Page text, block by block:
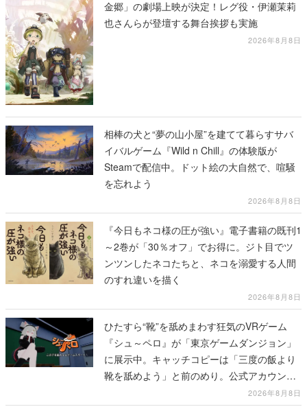
金郷」の劇場上映が決定！レグ役・伊瀬茉莉
也さんらが登壇する舞台挨拶も実施
2026年8月8日
相棒の犬と“夢の山小屋”を建てて暮らすサバ
イバルゲーム『Wild n Chill』の体験版が
Steamで配信中。ドット絵の大自然で、喧騒
を忘れよう
2026年8月8日
『今日もネコ様の圧が強い』電子書籍の既刊1
～2巻が「30％オフ」でお得に。ジト目でツ
ンツンしたネコたちと、ネコを溺愛する人間
のすれ違いを描く
2026年8月8日
ひたすら“靴”を舐めまわす狂気のVRゲーム
『シュ～ペロ』が「東京ゲームダンジョン」
に展示中。キャッチコピーは「三度の飯より
靴を舐めよう」と前のめり。公式アカウント
も開設され、2026年リリースに向けて開発中
2026年8月8日